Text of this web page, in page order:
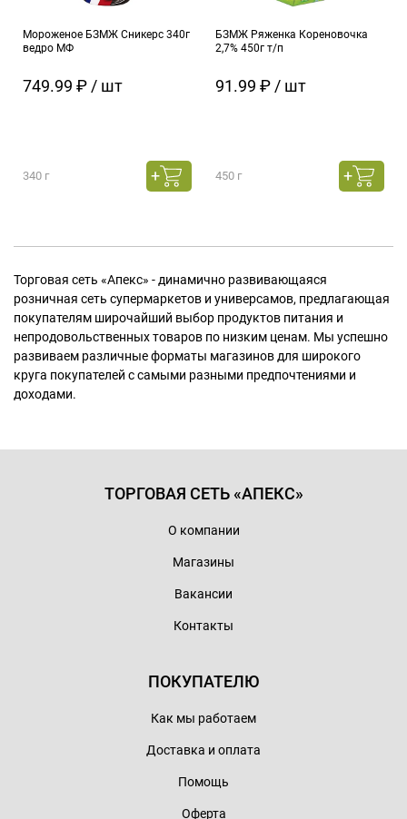
Мороженое БЗМЖ Сникерс 340г
ведро МФ
749.99 ₽ / шт
340 г
БЗМЖ Ряженка Кореновочка
2,7% 450г т/п
91.99 ₽ / шт
450 г
Торговая сеть «Апекс» - динамично развивающаяся
розничная сеть супермаркетов и универсамов, предлагающая
покупателям широчайший выбор продуктов питания и
непродовольственных товаров по низким ценам. Мы успешно
развиваем различные форматы магазинов для широкого
круга покупателей с самыми разными предпочтениями и
доходами.
ТОРГОВАЯ СЕТЬ «АПЕКС»
О компании
Магазины
Вакансии
Контакты
ПОКУПАТЕЛЮ
Как мы работаем
Доставка и оплата
Помощь
Оферта